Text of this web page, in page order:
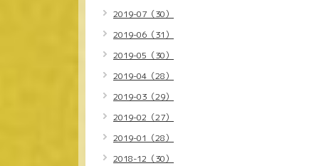
2019-07（30）
2019-06（31）
2019-05（30）
2019-04（28）
2019-03（29）
2019-02（27）
2019-01（28）
2018-12（30）